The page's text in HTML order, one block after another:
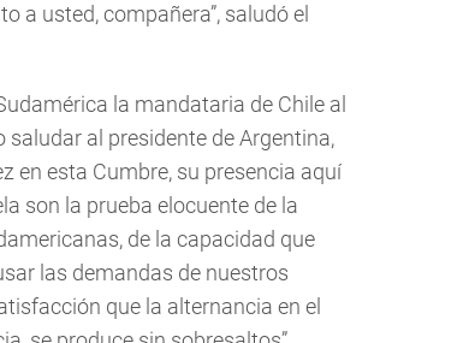
a usted, compañera”, saludó el
la mandataria de Chile al
saludar al presidente de Argentina,
en esta Cumbre, su presencia aquí
son la prueba elocuente de la
de la capacidad que
las demandas de nuestros
que la alternancia en el